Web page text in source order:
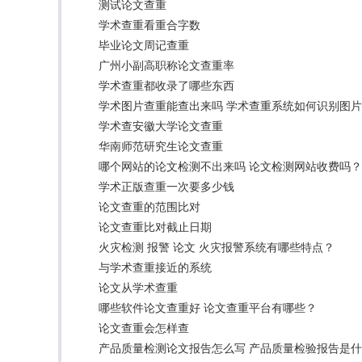
测试论文查重
学术查重看重合字数
毕业论文周记查重
广州小副高职称论文查重率
学术查重都收录了哪些东西
学术图片查重能查出来吗 学术查重系统如何识别图
学术查安徽大学论文查重
华南师范研究生论文查重
哪个网站的论文检测不出来吗 论文检测网站收费吗？
学术正版查重一次要多少钱
论文查重的范围比对
论文查重比对截止日期
火灾检测 报警 论文 火灾报警系统有哪些特点？
与学术查重接近的系统
论文从学术查重
哪些软件论文查重好 论文查重平台有哪些？
论文查重会怎样查
产品质量检测论文报告怎么写 产品质量检验报告是